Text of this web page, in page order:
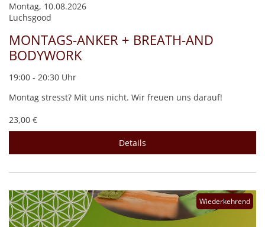
Montag, 10.08.2026
Luchsgood
MONTAGS-ANKER + BREATH-AND
BODYWORK
19:00 - 20:30 Uhr
Montag stresst? Mit uns nicht. Wir freuen uns darauf!
23,00 €
Details
Wiederkehrend